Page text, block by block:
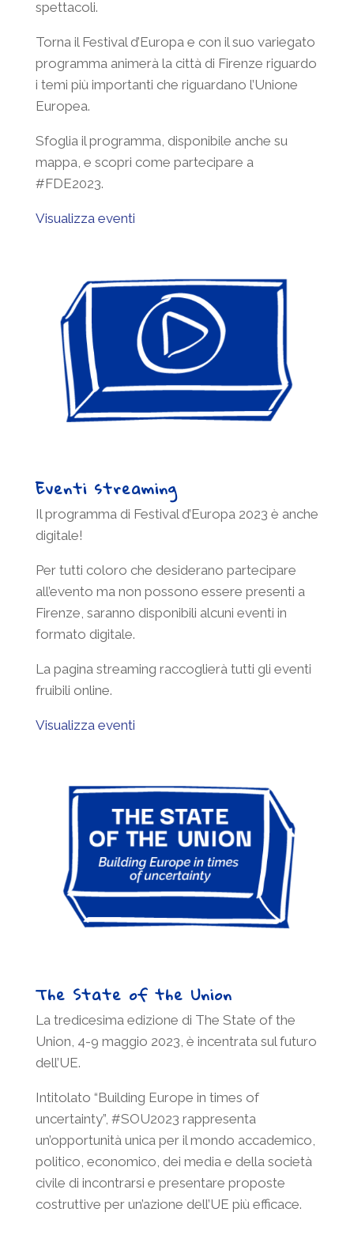
spettacoli.
Torna il Festival d’Europa e con il suo variegato
programma animerà la città di Firenze riguardo
i temi più importanti che riguardano l’Unione
Europea.
Sfoglia il programma, disponibile anche su
mappa, e scopri come partecipare a
#FDE2023.
Visualizza eventi
Eventi streaming
Il programma di Festival d’Europa 2023 è anche
digitale!
Per tutti coloro che desiderano partecipare
all’evento ma non possono essere presenti a
Firenze, saranno disponibili alcuni eventi in
formato digitale.
La pagina streaming raccoglierà tutti gli eventi
fruibili online.
Visualizza eventi
The State of the Union
La tredicesima edizione di The State of the
Union, 4-9 maggio 2023, è incentrata sul futuro
dell’UE.
Intitolato “Building Europe in times of
uncertainty”, #SOU2023 rappresenta
un’opportunità unica per il mondo accademico,
politico, economico, dei media e della società
civile di incontrarsi e presentare proposte
costruttive per un’azione dell’UE più efficace.